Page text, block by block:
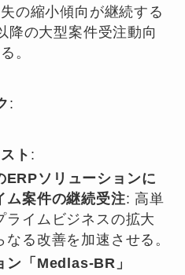
の縮小傾向が継続する
降の大型案件受注動向
。
:
ト :
ERPソリューションに
ム案件の継続受注: 高単
ライムビジネスの拡大
る改善を加速させる。
ン「Medlas-BR」